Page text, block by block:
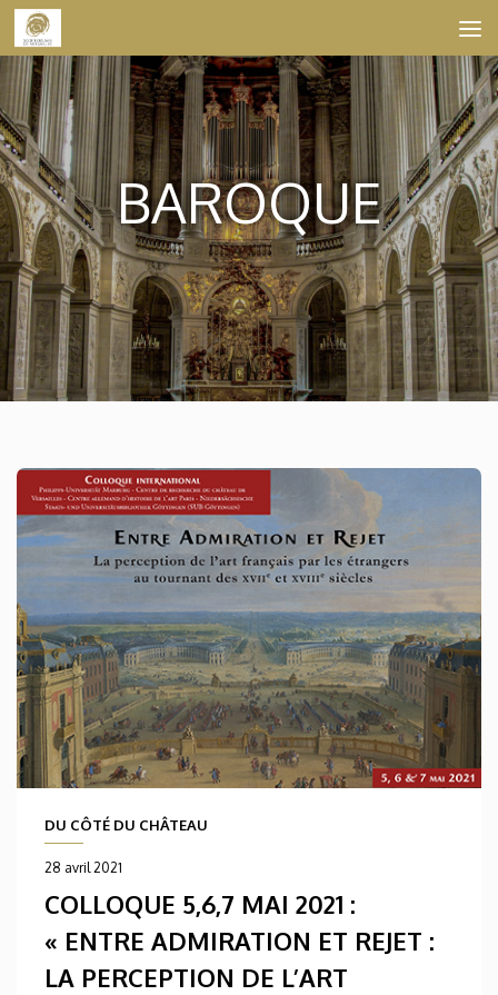
Skip to content
BAROQUE
DU CÔTÉ DU CHÂTEAU
28 avril 2021
COLLOQUE 5,6,7 MAI 2021 :
« ENTRE ADMIRATION ET REJET :
LA PERCEPTION DE L’ART